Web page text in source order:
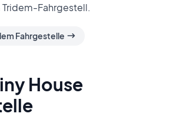
Fahrgestell.
Fahrgestelle
House